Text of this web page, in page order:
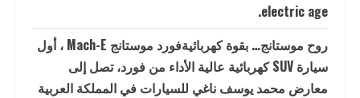
electric age.
روح موستانج… بقوة كهربائيةفورد موستانج Mach-E ، أول
سيارة SUV كهربائية عالية الأداء من فورد، تصل إلى
معارض محمد يوسف ناغي للسيارات في المملكة العربية